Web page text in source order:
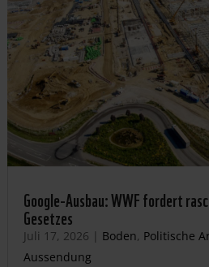
Google-Ausbau: WWF fordert
Gesetzes
Juli 17, 2026 | Boden, Politische
Aussendung